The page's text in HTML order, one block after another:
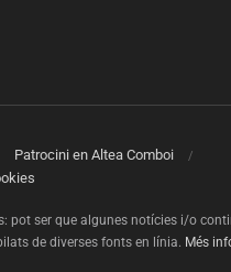
Patrocini en Altea Comboi
pot ser que algunes notícies i/o
de diverses fonts en línia. Més